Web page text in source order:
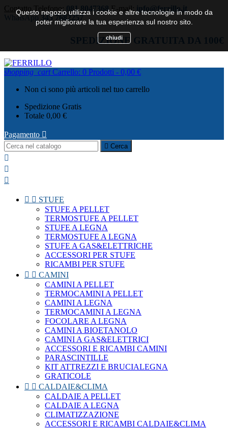
Contatto Telefono: 081 8047368 E-mail: info@ferrillo.it
WhatsApp 345 7682257
SPEDIZIONE GRATUITA DA 100€
shopping_cart Carrello: 0 Prodotti - 0,00 €
Non ci sono più articoli nel tuo carrello
Spedizione Gratis
Totale 0,00 €
Pagamento 
 Cerca



  STUFE
STUFE A PELLET
TERMOSTUFE A PELLET
STUFE A LEGNA
TERMOSTUFE A LEGNA
STUFE A GAS&ELETTRICHE
ACCESSORI PER STUFE
RICAMBI PER STUFE
  CAMINI
CAMINI A PELLET
TERMOCAMINI A PELLET
CAMINI A LEGNA
TERMOCAMINI A LEGNA
FOCOLARE A LEGNA
CAMINI A BIOETANOLO
CAMINI A GAS&ELETTRICI
ACCESSORI E RICAMBI CAMINI
PARASCINTILLE
KIT ATTREZZI E BRUCIALEGNA
GRATICOLE
  CALDAIE&CLIMA
CALDAIE A PELLET
CALDAIE A LEGNA
CLIMATIZZAZIONE
ACCESSORI E RICAMBI CALDAIE&CLIMA
Questo negozio utilizza i cookie e altre tecnologie in modo da
poter migliorare la tua esperienza sul nostro sito.
chiudi